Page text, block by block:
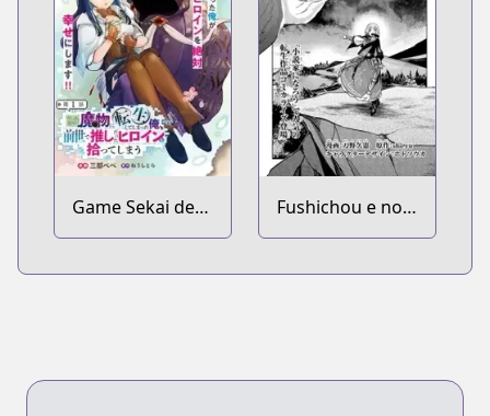
Game Sekai de
Mamono ni
Fushichou e no
Tensei: Dragon